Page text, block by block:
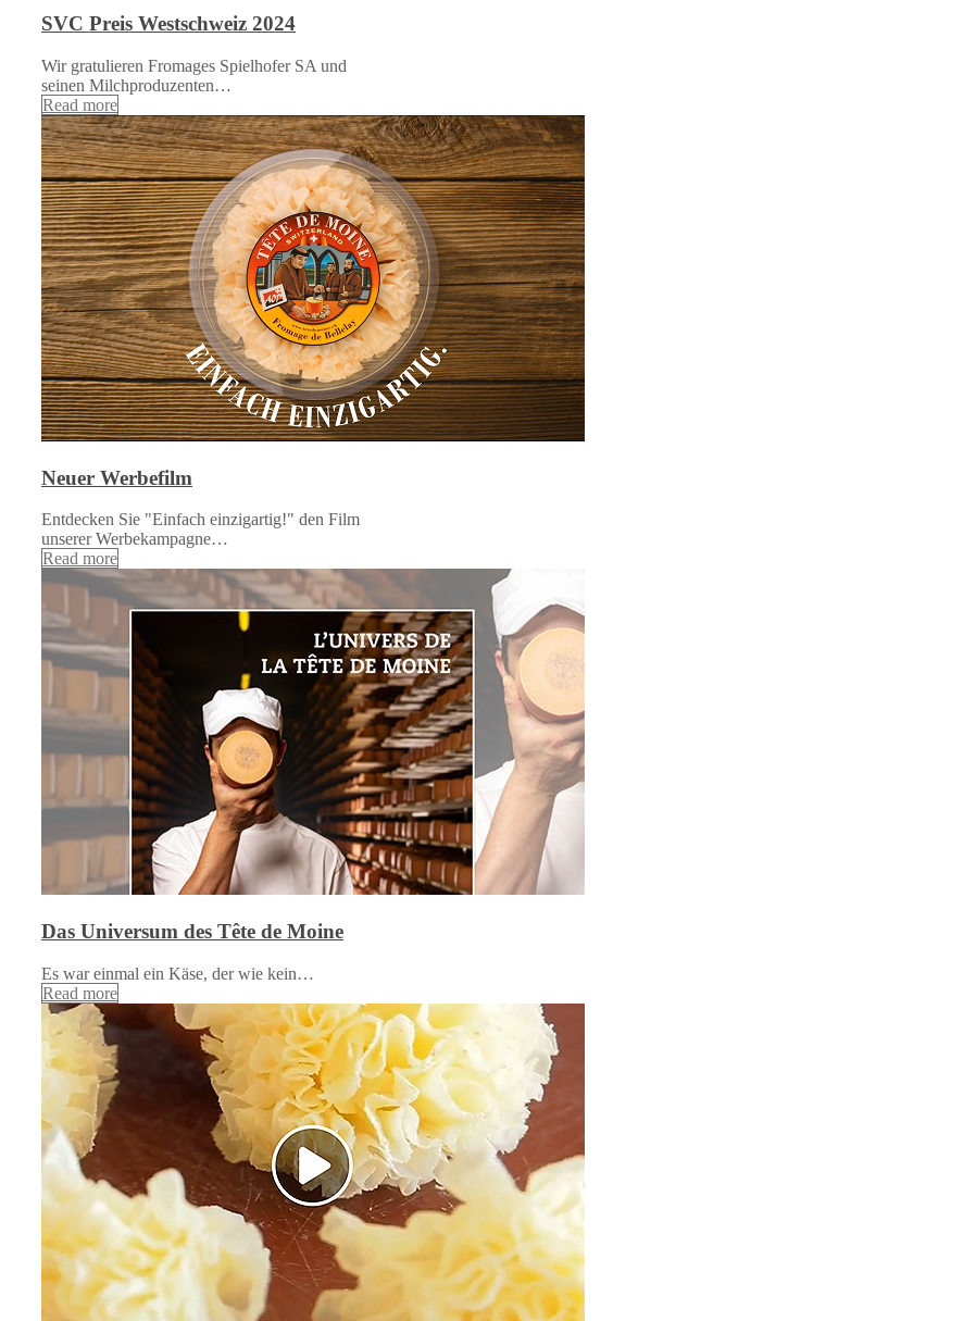
SVC Preis Westschweiz 2024
Wir gratulieren Fromages Spielhofer SA und
seinen Milchproduzenten…
Read more
Neuer Werbefilm
Entdecken Sie "Einfach einzigartig!" den Film
unserer Werbekampagne…
Read more
Das Universum des Tête de Moine
Es war einmal ein Käse, der wie kein…
Read more